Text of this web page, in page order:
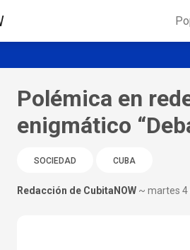
Polémica en
enigmático
SOCIEDAD CUBA
Redacción de CubitaNOW ~ martes 4